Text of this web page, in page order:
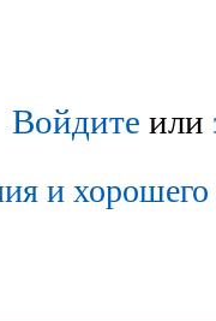
Войдите или
и хорошего